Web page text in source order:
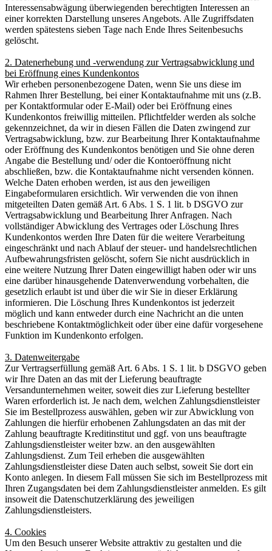
Interessensabwägung überwiegenden berechtigten Interessen an
einer korrekten Darstellung unseres Angebots. Alle Zugriffsdaten
werden spätestens sieben Tage nach Ende Ihres Seitenbesuchs
gelöscht.
2. Datenerhebung und -verwendung zur Vertragsabwicklung und
bei Eröffnung eines Kundenkontos
Wir erheben personenbezogene Daten, wenn Sie uns diese im
Rahmen Ihrer Bestellung, bei einer Kontaktaufnahme mit uns (z.B.
per Kontaktformular oder E-Mail) oder bei Eröffnung eines
Kundenkontos freiwillig mitteilen. Pflichtfelder werden als solche
gekennzeichnet, da wir in diesen Fällen die Daten zwingend zur
Vertragsabwicklung, bzw. zur Bearbeitung Ihrer Kontaktaufnahme
oder Eröffnung des Kundenkontos benötigen und Sie ohne deren
Angabe die Bestellung und/ oder die Kontoeröffnung nicht
abschließen, bzw. die Kontaktaufnahme nicht versenden können.
Welche Daten erhoben werden, ist aus den jeweiligen
Eingabeformularen ersichtlich. Wir verwenden die von ihnen
mitgeteilten Daten gemäß Art. 6 Abs. 1 S. 1 lit. b DSGVO zur
Vertragsabwicklung und Bearbeitung Ihrer Anfragen. Nach
vollständiger Abwicklung des Vertrages oder Löschung Ihres
Kundenkontos werden Ihre Daten für die weitere Verarbeitung
eingeschränkt und nach Ablauf der steuer- und handelsrechtlichen
Aufbewahrungsfristen gelöscht, sofern Sie nicht ausdrücklich in
eine weitere Nutzung Ihrer Daten eingewilligt haben oder wir uns
eine darüber hinausgehende Datenverwendung vorbehalten, die
gesetzlich erlaubt ist und über die wir Sie in dieser Erklärung
informieren. Die Löschung Ihres Kundenkontos ist jederzeit
möglich und kann entweder durch eine Nachricht an die unten
beschriebene Kontaktmöglichkeit oder über eine dafür vorgesehene
Funktion im Kundenkonto erfolgen.
3. Datenweitergabe
Zur Vertragserfüllung gemäß Art. 6 Abs. 1 S. 1 lit. b DSGVO geben
wir Ihre Daten an das mit der Lieferung beauftragte
Versandunternehmen weiter, soweit dies zur Lieferung bestellter
Waren erforderlich ist. Je nach dem, welchen Zahlungsdienstleister
Sie im Bestellprozess auswählen, geben wir zur Abwicklung von
Zahlungen die hierfür erhobenen Zahlungsdaten an das mit der
Zahlung beauftragte Kreditinstitut und ggf. von uns beauftragte
Zahlungsdienstleister weiter bzw. an den ausgewählten
Zahlungsdienst. Zum Teil erheben die ausgewählten
Zahlungsdienstleister diese Daten auch selbst, soweit Sie dort ein
Konto anlegen. In diesem Fall müssen Sie sich im Bestellprozess mit
Ihren Zugangsdaten bei dem Zahlungsdienstleister anmelden. Es gilt
insoweit die Datenschutzerklärung des jeweiligen
Zahlungsdienstleisters.
4. Cookies
Um den Besuch unserer Website attraktiv zu gestalten und die